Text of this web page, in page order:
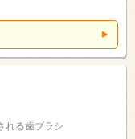
れる歯ブラシ